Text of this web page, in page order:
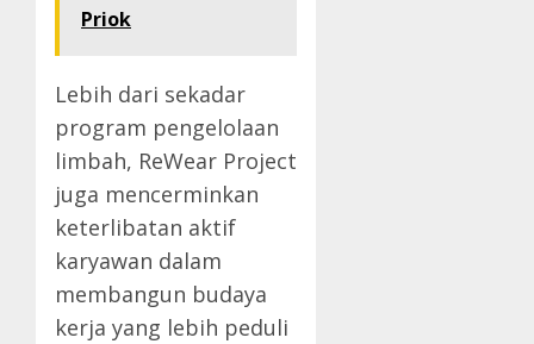
Priok
Lebih dari sekadar
program pengelolaan
limbah, ReWear Project
juga mencerminkan
keterlibatan aktif
karyawan dalam
membangun budaya
kerja yang lebih peduli